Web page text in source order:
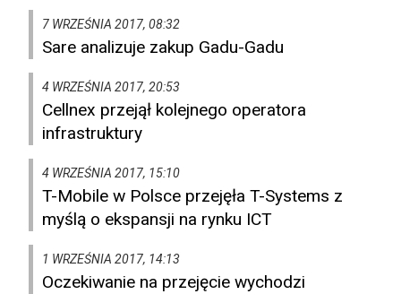
7 WRZEŚNIA 2017, 08:32
Sare analizuje zakup Gadu-Gadu
4 WRZEŚNIA 2017, 20:53
Cellnex przejął kolejnego operatora
infrastruktury
4 WRZEŚNIA 2017, 15:10
T-Mobile w Polsce przejęła T-Systems z
myślą o ekspansji na rynku ICT
1 WRZEŚNIA 2017, 14:13
Oczekiwanie na przejęcie wychodzi